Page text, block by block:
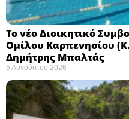
Το νέο Διοικητικό
Ομίλου Καρπενησίου
Δημήτρης Μπαλτάς
5 Αυγούστου 2026